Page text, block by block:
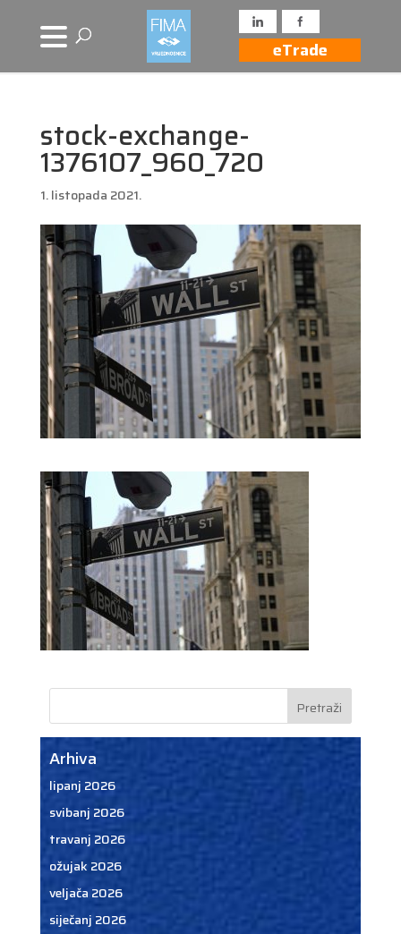
eTrade
stock-exchange-
1376107_960_720
1. listopada 2021.
Arhiva
lipanj 2026
svibanj 2026
travanj 2026
ožujak 2026
veljača 2026
siječanj 2026